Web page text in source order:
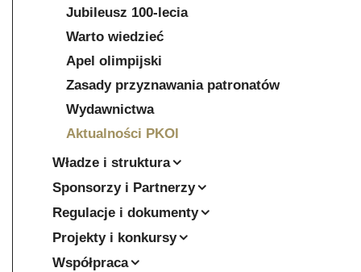
Jubileusz 100-lecia
Warto wiedzieć
Apel olimpijski
Zasady przyznawania patronatów
Wydawnictwa
Aktualności PKOl
Władze i struktura
Sponsorzy i Partnerzy
Regulacje i dokumenty
Projekty i konkursy
Współpraca